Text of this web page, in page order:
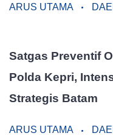
ARUS UTAMA
Satgas Preventif
Polda Kepri,
Strategis Batam
ARUS UTAMA